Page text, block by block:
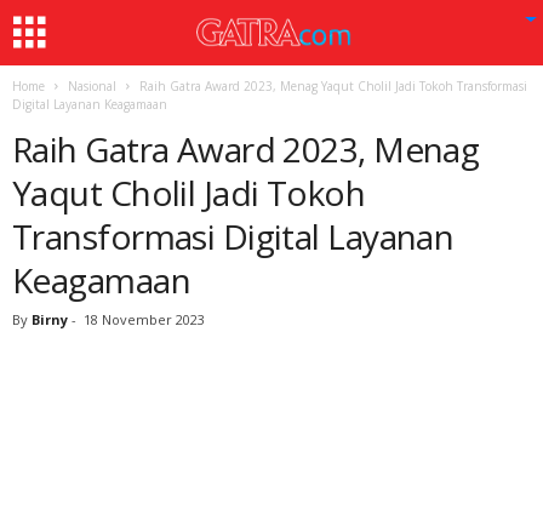
Home Nasional
Raih Gatra Award 2023, Menag Yaqut Cholil Jadi Tokoh Transformasi
Digital Layanan Keagamaan
Raih Gatra Award 2023, Menag
Yaqut Cholil Jadi Tokoh
Transformasi Digital Layanan
Keagamaan
By Birny - 18 November 2023